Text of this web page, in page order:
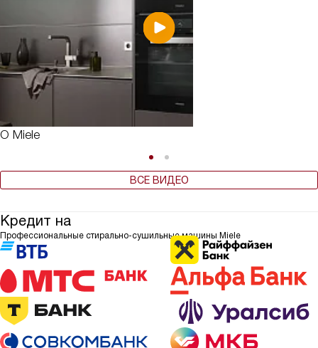
О Miele
ВСЕ ВИДЕО
Кредит на
Профессиональные стирально-сушильные машины Miele